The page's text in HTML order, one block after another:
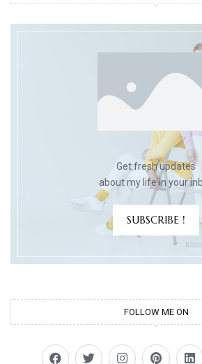
Get fresh updates
about my life in your
SUBSCRIBE !
FOLLOW ME ON